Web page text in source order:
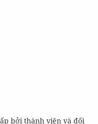
bởi thành viên và đối